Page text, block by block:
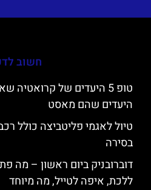
חשוב
טופ 5 היעדים של
היעדים שהם מאסט
טיול לאגמי פליטביצה כולל
בסירה
דוברובניק ביום ראשון – מה
ללכת, איפה לטייל, מה מיוחד